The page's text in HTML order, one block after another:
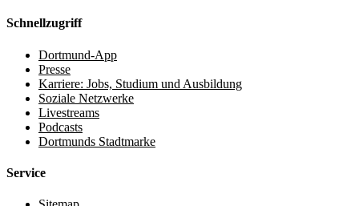
Schnellzugriff
Dortmund-App
Presse
Karriere: Jobs, Studium und Ausbildung
Soziale Netzwerke
Livestreams
Podcasts
Dortmunds Stadtmarke
Service